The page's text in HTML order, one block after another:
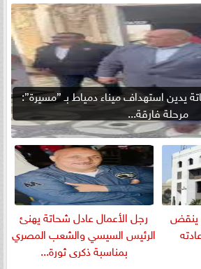
يدين استهداف ميناء دمياط بـ ”مسيرة”:
مرحلة فارقة...
ينقض
رجل الأعمال عادل شحاتة يهنئ
الرئيس السيسي والشعب المصري
بمناسبة ذكرى ثورة...